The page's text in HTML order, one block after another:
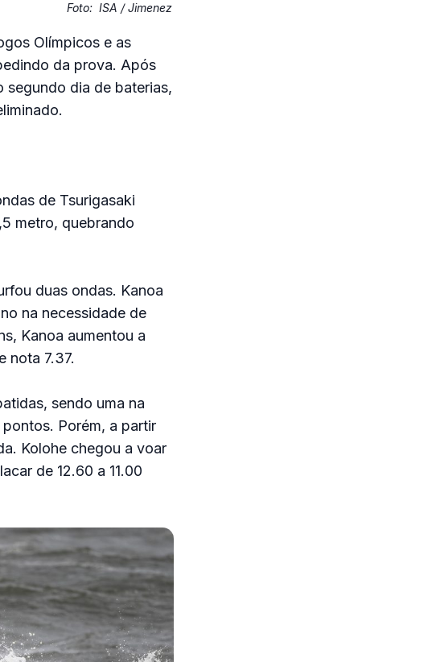
Foto: ISA / Jimenez
Olímpicos e as
da prova. Após
segundo dia de baterias,
de Tsurigasaki
metro, quebrando
duas ondas. Kanoa
na necessidade de
Kanoa aumentou a
nota 7.37.
sendo uma na
Porém, a partir
Kolohe chegou a voar
de 12.60 a 11.00